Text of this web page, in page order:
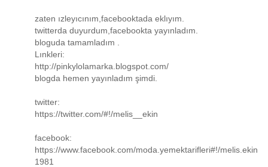
zaten ızleyıcınım,facebooktada eklıyım.
twitterda duyurdum,facebookta yayınladım.
bloguda tamamladım .
Lınkleri:
http://pinkylolamarka.blogspot.com/
blogda hemen yayınladım şimdi.
twitter:
https://twitter.com/#!/melis__ekin
facebook:
https://www.facebook.com/moda.yemektarifleri#!/melis.ekin
1981